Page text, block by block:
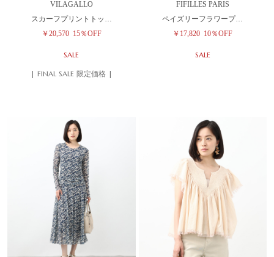
VILAGALLO
スカーフプリントトッ…
￥20,570 15％OFF
SALE
| FINAL SALE 限定価格 |
FIFILLES PARIS
ペイズリーフラワープ…
￥17,820 10％OFF
SALE